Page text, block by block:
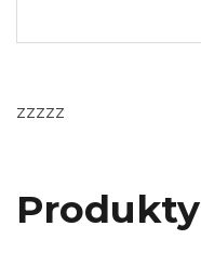
zzzzz
Produkty